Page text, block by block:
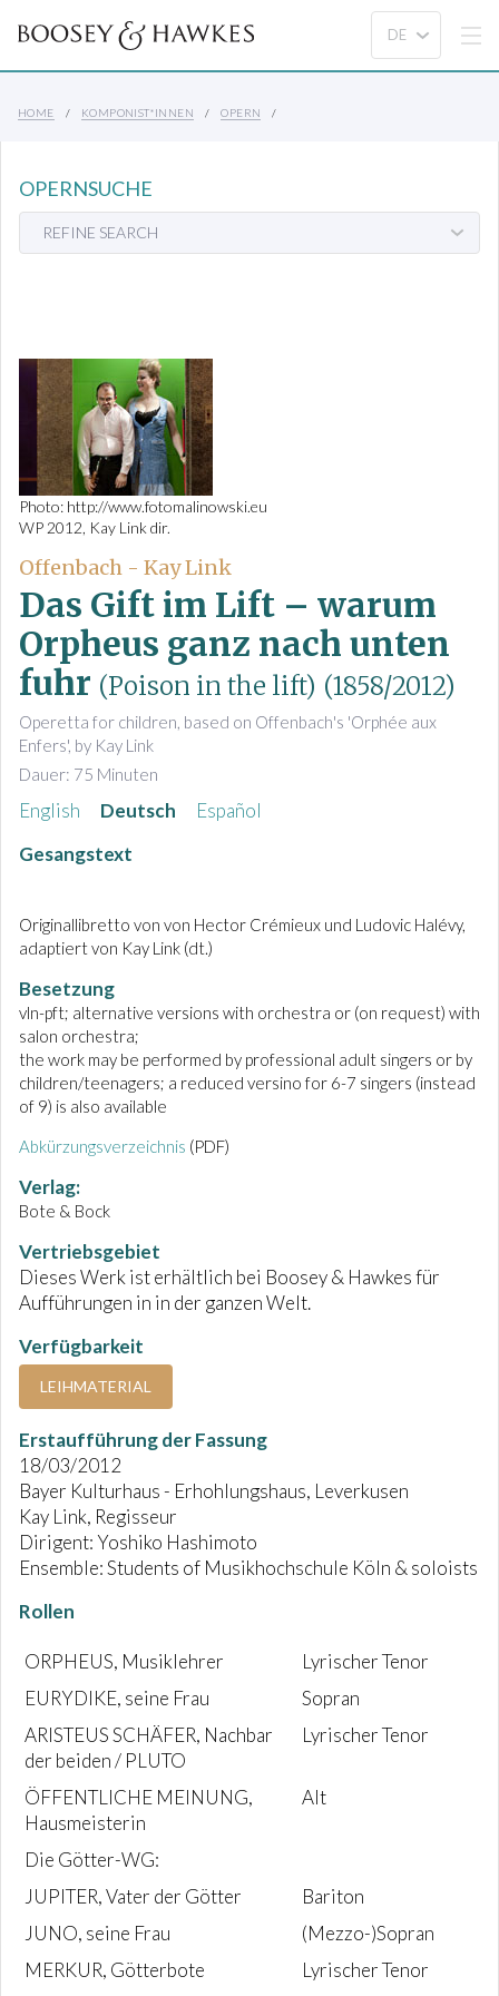
HOME KOMPONIST*INNEN OPERN
OPERNSUCHE
REFINE SEARCH
Photo: http://www.fotomalinowski.eu
WP 2012, Kay Link dir.
Offenbach - Kay Link
Das Gift im Lift – warum
Orpheus ganz nach unten
fuhr (Poison in the lift) (1858/2012)
Operetta for children, based on Offenbach's 'Orphée aux
Enfers', by Kay Link
Dauer: 75 Minuten
English Deutsch
Español
Gesangstext
Originallibretto von von Hector Crémieux und Ludovic Halévy,
adaptiert von Kay Link (dt.)
Besetzung
vln-pft; alternative versions with orchestra or (on request) with
salon orchestra;
the work may be performed by professional adult singers or by
children/teenagers; a reduced versino for 6-7 singers (instead
of 9) is also available
Abkürzungsverzeichnis (PDF)
Verlag:
Bote & Bock
Vertriebsgebiet
Dieses Werk ist erhältlich bei Boosey & Hawkes für
Aufführungen in in der ganzen Welt.
Verfügbarkeit
LEIHMATERIAL
Erstaufführung der Fassung
18/03/2012
Bayer Kulturhaus - Erhohlungshaus, Leverkusen
Kay Link, Regisseur
Dirigent: Yoshiko Hashimoto
Ensemble: Students of Musikhochschule Köln & soloists
Rollen
ORPHEUS, Musiklehrer
Lyrischer Tenor
EURYDIKE, seine Frau
Sopran
ARISTEUS SCHÄFER, Nachbar
der beiden / PLUTO
Lyrischer Tenor
ÖFFENTLICHE MEINUNG,
Hausmeisterin
Alt
Die Götter-WG:
JUPITER, Vater der Götter
Bariton
JUNO, seine Frau
(Mezzo-)Sopran
MERKUR, Götterbote
Lyrischer Tenor